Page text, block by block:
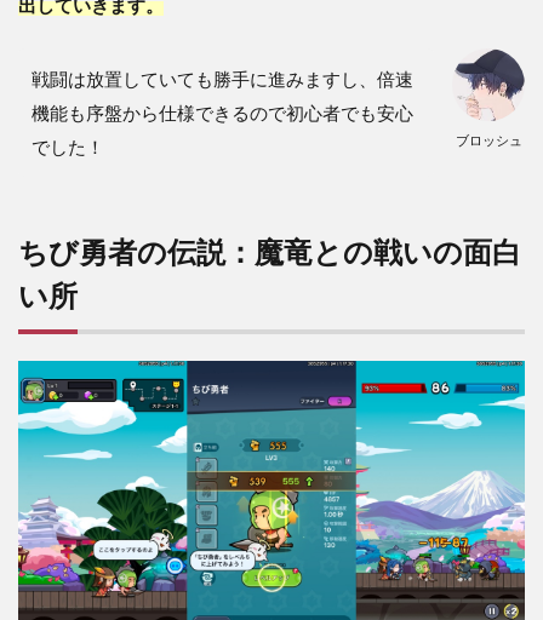
との
い口
コミ
5
説：
魔竜
との
戦い
の悪
い口
コミ
6
ちび
の伝
説：
魔竜
との
戦い
のレ
出していきます。
ブロッシュ
戦闘は放置していても勝手に進みますし、倍速
機能も序盤から仕様できるので初心者でも安心
でした！
ちび勇者の伝説：魔竜との戦いの面白
い所